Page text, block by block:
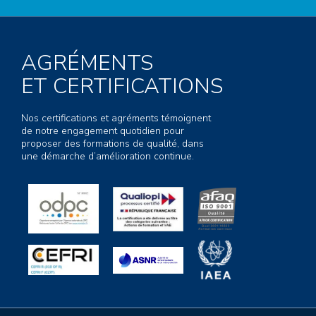
AGRÉMENTS
ET CERTIFICATIONS
Nos certifications et agréments témoignent
de notre engagement quotidien pour
proposer des formations de qualité, dans
une démarche d’amélioration continue.